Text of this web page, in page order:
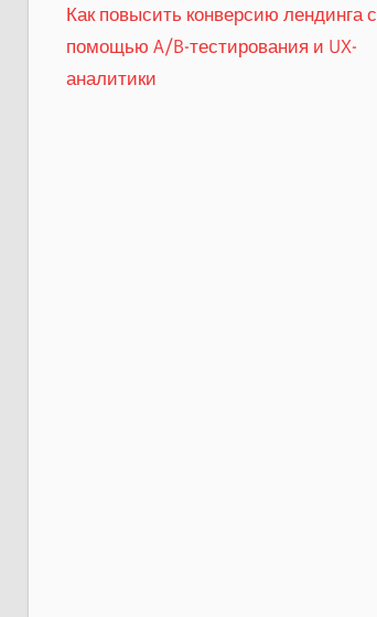
Как повысить конверсию лендинга с
помощью A/B-тестирования и UX-
аналитики